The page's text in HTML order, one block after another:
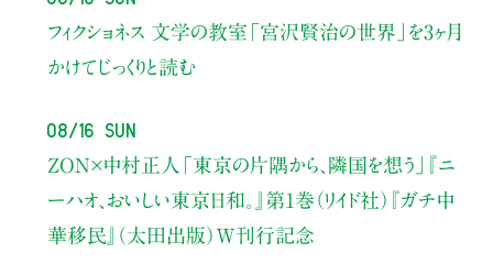
フィクショネス 文学の教室 「宮沢賢治の世界」を3ヶ月
かけてじっくりと読む
08/16 Sun
ZON×中村正人 「東京の片隅から、隣国を想う」
『ニ
ーハオ、おいしい東京日和。』第1巻（リイド社） 『ガチ中
華移民』（太田出版）W刊行記念